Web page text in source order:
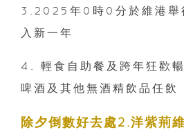
3.2025年0時0分於維港舉
入新一年
4. 輕食自助餐及跨年狂歡
啤酒及其他無酒精飲品任飲
除夕倒數好去處2.洋紫荊